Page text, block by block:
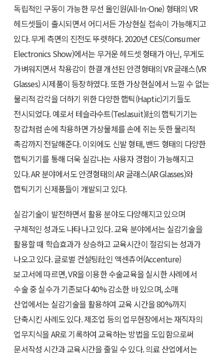
독립적인 구동이 가능한 무선 올인원(All-In-One) 형태의 VR
헤드셋들이 출시되면서 어디서든 가상현실 접속이 가능해지고
있다. 무게 측면의 진전도 뚜렷하다. 2020년 CES(Consumer
Electronics Show)에서는 무거운 헤드셋 형태가 아닌, 무게도
가벼워지면서 착용감이 한결 개선된 안경형태의 VR 글래스(VR
Glasses) 시제품이 등장하였다. 또한 가상현실에서 느낄 수 없는
물리적 감각을 더하기 위한 다양한 햅틱(Haptic)기기들도
전시되었다. 예로서 테슬라수트(Teslasuit)社의 햅틱기기는
장갑처럼 손에 착용하면 가상물체를 손에 쥐는 듯한 물리적
촉감까지 전달해준다. 이외에도 신발 형태, 밴드 형태의 다양한
햅틱기기를 통해 더욱 실감나는 사용자 경험이 가능해지고
있다. AR 분야에서도 안경형태의 AR 글래스(AR Glasses)와
햅틱기기 신제품들이 개발되고 있다.
실감기술이 발전하면서 활용 분야도 다양해지고 있으며
구체적인 성과도 나타나고 있다. 교육 분야에서는 실감기술을
활용할 때 학습효과가 상승하고 교육시간이 절감되는 성과가
나오고 있다. 글로벌 컨설팅社인 액센츄어(Accenture)
보고서에 따르면, VR을 이용한 수술교육을 실시한 사례에서
수술 중 실수가 기존보다 40% 감소한 바 있으며, 소매
산업에서는 실감기술을 활용하여 교육 시간을 80%까지
단축시킨 사례도 있다. 제조업 등의 업무현장에서는 재직자의
업무지식을 AR로 기록하여 교육하는 방법을 도입함으로써
문서작성 시간과 교육시간을 줄일 수 있다. 의료 산업에서는